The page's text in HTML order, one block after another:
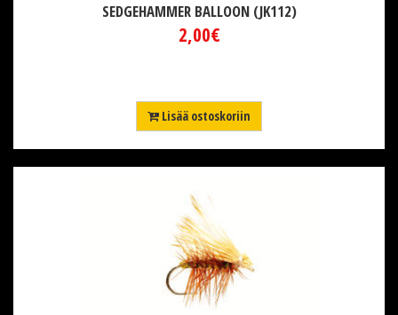
SEDGEHAMMER BALLOON (JK112)
2,00€
Lisää ostoskoriin